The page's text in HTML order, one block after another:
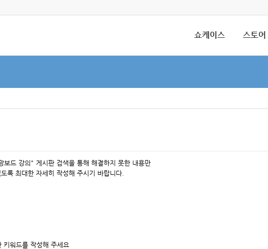
쇼케이스 스토어
드 강의" 게시판 검색을 통해 해결하지 못한 내용만
록 최대한 자세히 작성해 주시기 바랍니다.
키워드를 작성해 주세요